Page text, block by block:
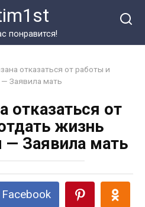
понравится!
отказаться от работы и
Заявила мать
отказаться от
жизнь
Заявила мать